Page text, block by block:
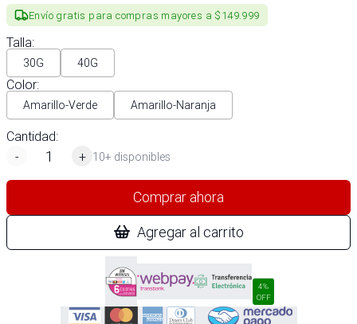
Envío gratis para compras mayores a $149.999
Talla:
30G 40G
Color:
Amarillo-Verde Amarillo-Naranja
Cantidad:
-
+ 10+ disponibles
Comprar ahora
Agregar al carrito
4%
OFF